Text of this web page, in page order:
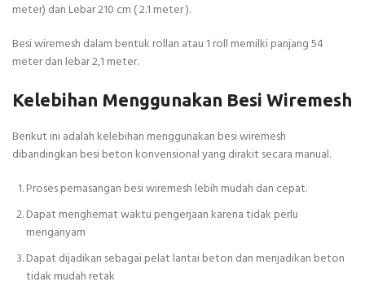
meter) dan Lebar 210 cm ( 2.1 meter ).
Besi wiremesh dalam bentuk rollan atau 1 roll memilki panjang 54
meter dan lebar 2,1 meter.
Kelebihan Menggunakan Besi Wiremesh
Berikut ini adalah kelebihan menggunakan besi wiremesh
dibandingkan besi beton konvensional yang dirakit secara manual.
Proses pemasangan besi wiremesh lebih mudah dan cepat.
Dapat menghemat waktu pengerjaan karena tidak perlu
menganyam
Dapat dijadikan sebagai pelat lantai beton dan menjadikan beton
tidak mudah retak